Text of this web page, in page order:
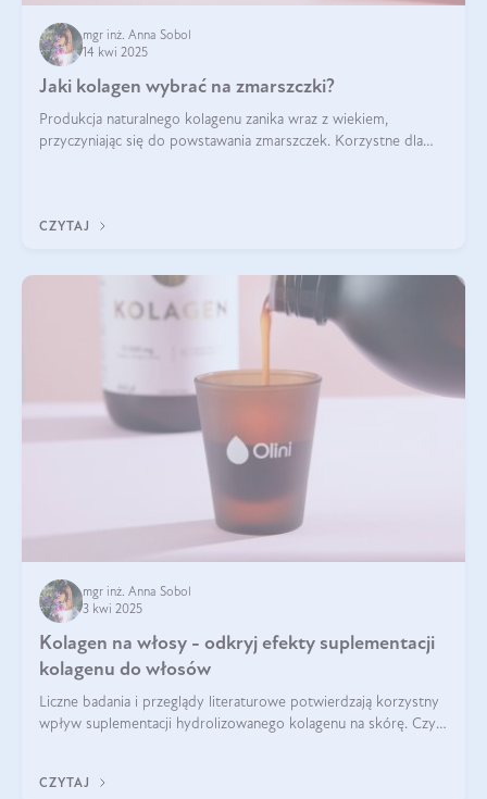
mgr inż. Anna Sobol
14 kwi 2025
Jaki kolagen wybrać na zmarszczki?
Produkcja naturalnego kolagenu zanika wraz z wiekiem,
przyczyniając się do powstawania zmarszczek. Korzystne dla
CZYTAJ
mgr inż. Anna Sobol
3 kwi 2025
Kolagen na włosy - odkryj efekty suplementacji
kolagenu do włosów
Liczne badania i przeglądy literaturowe potwierdzają korzystny
wpływ suplementacji hydrolizowanego kolagenu na skórę. Czy
CZYTAJ